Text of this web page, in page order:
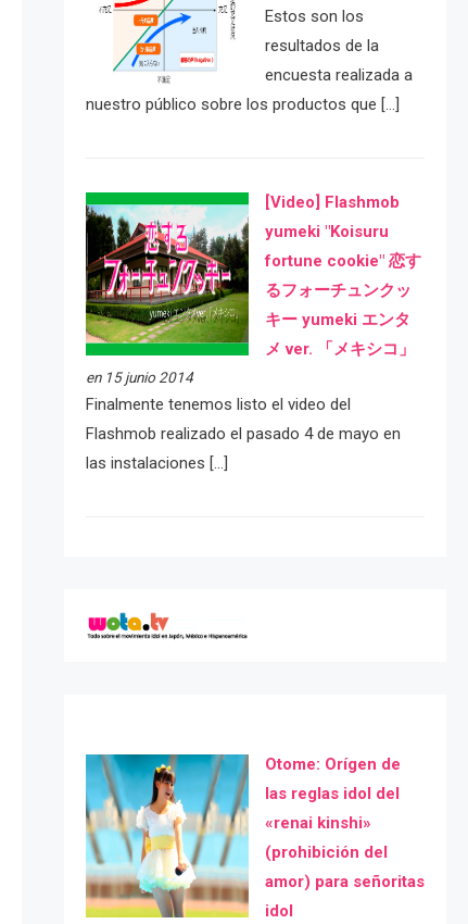
Estos son los
resultados de la
encuesta realizada a
nuestro público sobre los productos que […]
[Video] Flashmob
yumeki "Koisuru
fortune cookie" 恋す
るフォーチュンクッ
キー yumeki エンタ
メ ver. 「メキシコ」
en 15 junio 2014
Finalmente tenemos listo el video del
Flashmob realizado el pasado 4 de mayo en
las instalaciones […]
Otome: Orígen de
las reglas idol del
«renai kinshi»
(prohibición del
amor) para señoritas
idol